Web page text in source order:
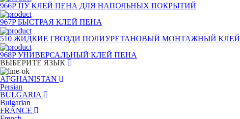
966Р ПУ КЛЕЙ ПЕНА ДЛЯ НАПОЛЬНЫХ ПОКРЫТИЙ
967P БЫСТРАЯ КЛЕЙ ПЕНА
510 ЖИДКИЕ ГВОЗДИ ПОЛИУРЕТАНОВЫЙ МОНТАЖНЫЙ КЛЕЙ
968P УНИВЕРСАЛЬНЫЙ КЛЕЙ ПЕНА
ВЫБЕРИТЕ ЯЗЫК
AFGHANISTAN
Persian
BULGARIA
Bulgarian
FRANCE